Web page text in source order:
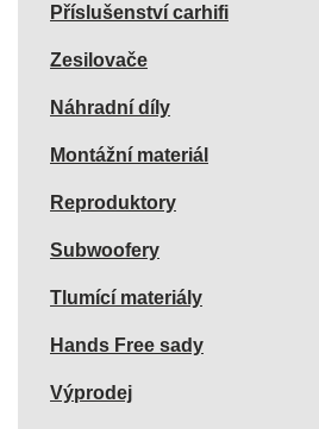
Příslušenství carhifi
Zesilovače
Náhradní díly
Montážní materiál
Reproduktory
Subwoofery
Tlumící materiály
Hands Free sady
Výprodej